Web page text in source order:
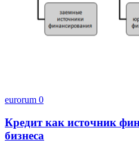
eurorum 0
Кредит как источник
бизнеса